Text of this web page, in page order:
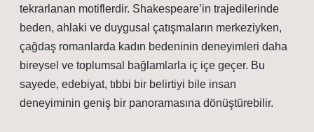
tekrarlanan motiflerdir. Shakespeare’in trajedilerinde
beden, ahlaki ve duygusal çatışmaların merkeziyken,
çağdaş romanlarda kadın bedeninin deneyimleri daha
bireysel ve toplumsal bağlamlarla iç içe geçer. Bu
sayede, edebiyat, tıbbi bir belirtiyi bile insan
deneyiminin geniş bir panoramasına dönüştürebilir.